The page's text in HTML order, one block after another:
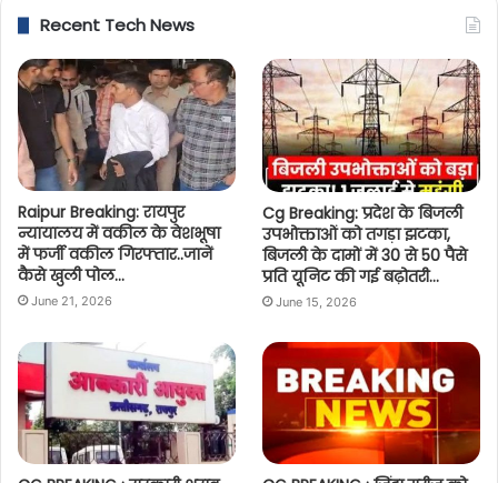
Recent Tech News
Raipur Breaking: रायपुर
न्यायालय में वकील के वेशभूषा
में फर्जी वकील गिरफ्तार..जानें
कैसे खुली पोल…
June 21, 2026
Cg Breaking: प्रदेश के बिजली
उपभोक्ताओं को तगड़ा झटका,
बिजली के दामों में 30 से 50 पैसे
प्रति यूनिट की गई बढ़ोतरी…
June 15, 2026